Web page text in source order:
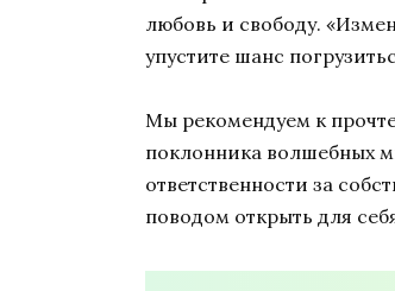
любовь и свободу.
упустите шанс
Мы рекомендуем к
поклонника волшебных
ответственности за
поводом открыть для